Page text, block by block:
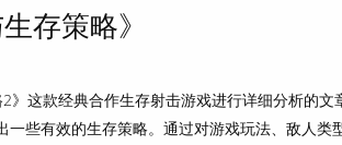
存策略》
这款经典合作生存射击游戏进行详细分析的文
些有效的生存策略。通过对游戏玩法、敌人类型